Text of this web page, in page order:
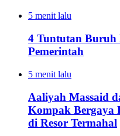
5 menit lalu
4 Tuntutan Buruh
Pemerintah
5 menit lalu
Aaliyah Massaid
Kompak Bergaya
di Resor Termahal